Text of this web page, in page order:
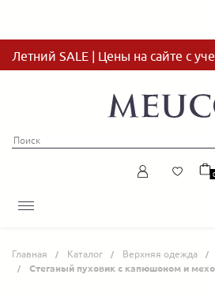
Летний SALE | Цены на сайте с
Главная Каталог Верхняя одежда
Стеганый пуховик с капюшоном и